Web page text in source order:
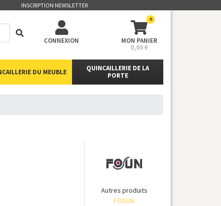
INSCRIPTION NEWSLETTER
CONNEXION
0
MON PANIER
0,00 €
DU MEUBLE
QUINCAILLERIE DE LA
PORTE
Autres produits
FOSUN